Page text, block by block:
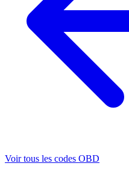
Voir tous les codes OBD